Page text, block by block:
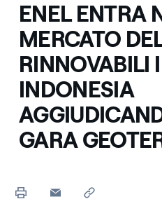
ENEL ENTRA
MERCATO
RINNOVABILI
INDONESIA
GARA